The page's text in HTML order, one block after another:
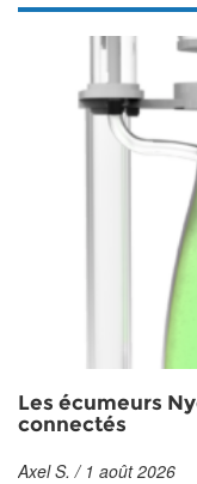
Les écumeurs
connectés
Axel S. / 1 août 2026